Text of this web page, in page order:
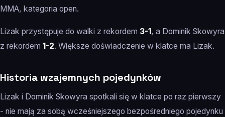
MMA, kategoria open.
Lizak przystępuje do walki z rekordem 3-1 , a Dominik Skowyra
z rekordem 1-2. Większe doświadczenie w klatce ma Lizak.
Historia wzajemnych pojedynków
Lizak i Dominik Skowyra spotkali się w klatce po raz pierwszy
- nie mają za sobą wcześniejszego bezpośredniego pojedynku